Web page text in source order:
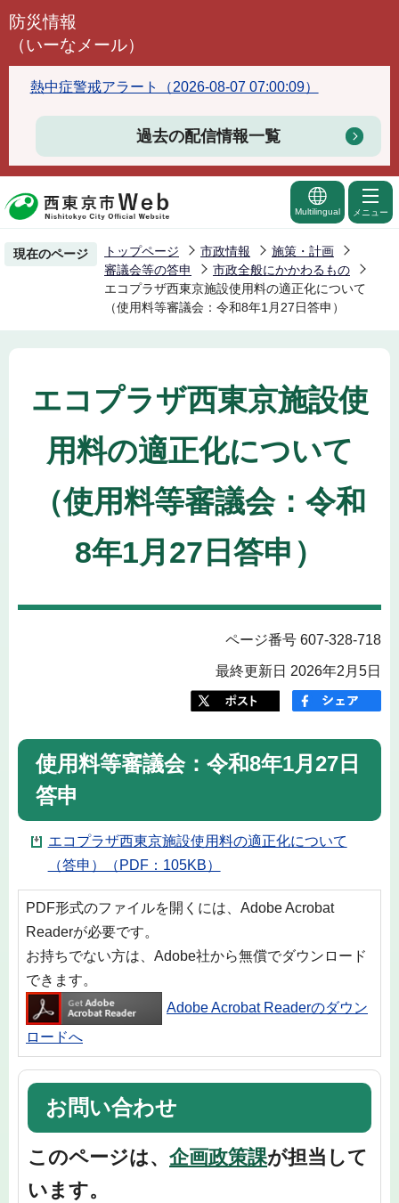
こ
頭
で
防災情報
（いーなメール）
熱中症警戒アラート（2026-08-07 07:00:09）
過去の配信情報一覧
Multilingual メニュー
現在のページ トップページ 市政情報
施策・計画
審議会等の答申
市政全般にかかわるもの
エコプラザ西東京施設使用料の適正化について
（使用料等審議会：令和8年1月27日答申）
エコプラザ西東京施設使
用料の適正化について
（使用料等審議会：令和
8年1月27日答申）
ページ番号 607-328-718
最終更新日 2026年2月5日
使用料等審議会：令和8年1月27日
答申
エコプラザ西東京施設使用料の適正化について
（答申）（PDF：105KB）
PDF形式のファイルを開くには、Adobe Acrobat
Readerが必要です。
お持ちでない方は、Adobe社から無償でダウンロード
できます。
Adobe Acrobat Readerのダウン
ロードへ
お問い合わせ
このページは、 企画政策課が担当して
います。